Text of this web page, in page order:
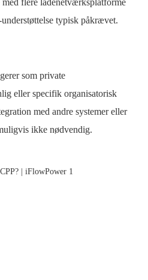
Slovenčina
Afrikaans
Shqip
flere ladenetværksplatforme
typisk påkrævet.
som private
eller specifik organisatorisk
med andre systemer eller
ikke nødvendig.